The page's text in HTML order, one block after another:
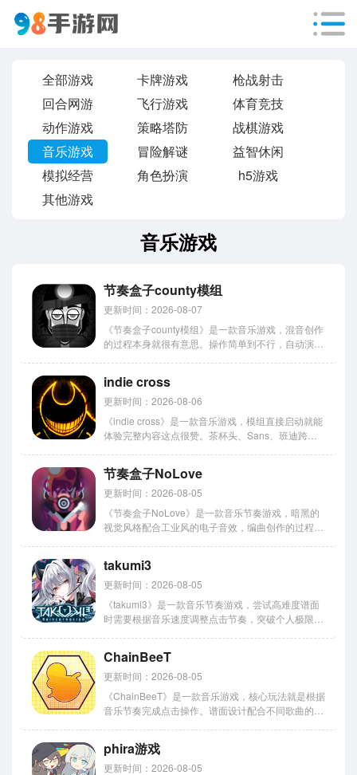
全部游戏 卡牌游戏
枪战射击
回合网游
飞行游戏
体育竞技
动作游戏
策略塔防
战棋游戏
音乐游戏
冒险解谜
益智休闲
模拟经营
角色扮演
h5游戏
其他游戏
音乐游戏
节奏盒子county模组
更新时间：2026-08-07
《节奏盒子county模组》是一款音乐游戏，混音创作
的过程本身就很有意思。操作简单到不行，自动演奏
声、加上低沉的背景音，整个氛围特别诡异独特。关
卡解锁后素材会...
indie cross
更新时间：2026-08-06
《indie cross》是一款音乐游戏，模组直接启动就能
体验完整内容这点很赞。茶杯头、Sans、班迪跨作
通到噩梦多个梯度。今天小编整理indie cross...
节奏盒子NoLove
更新时间：2026-08-05
《节奏盒子NoLove》是一款音乐节奏游戏，暗黑的
视觉风格配合工业风的电子音效，编曲创作的过程充
下载，安卓和iOS的安装方法都整理好了。 节奏盒子
NoLove...
takumi3
更新时间：2026-08-05
《takumi3》是一款音乐节奏游戏，尝试高难度谱面
时需要根据音乐速度调整点击节奏，突破个人极限，
行。感兴趣的网友们立即下载了解一下吧。 游戏特
色： 1、拥有丰...
ChainBeeT
更新时间：2026-08-05
《ChainBeeT》是一款音乐游戏，核心玩法就是根据
音乐节奏完成点击操作。谱面设计配合不同歌曲的节
手机上几分钟就能开始玩。 游戏特色： 1、拥有丰富
原创音乐...
phira游戏
更新时间：2026-08-05